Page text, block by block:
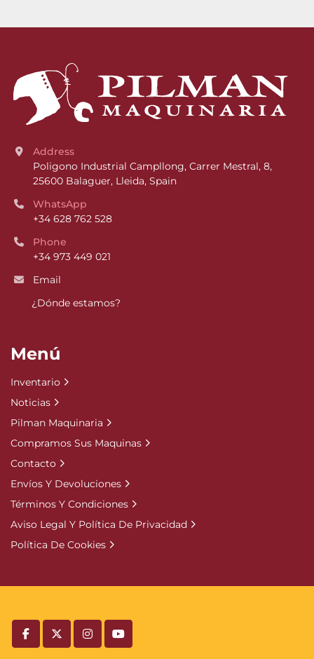
facebooktwitterinstagramyoutube
Address
Poligono Industrial Campllong, Carrer Mestral, 8,
25600 Balaguer, Lleida, Spain
WhatsApp
+34 628 762 528
Phone
+34 973 449 021
Email
¿Dónde estamos?
Menú
Inventario
Noticias
Pilman Maquinaria
Compramos Sus Maquinas
Contacto
Envíos Y Devoluciones
Términos Y Condiciones
Aviso Legal Y Política De Privacidad
Política De Cookies